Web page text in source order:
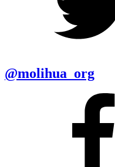
@molihua_org